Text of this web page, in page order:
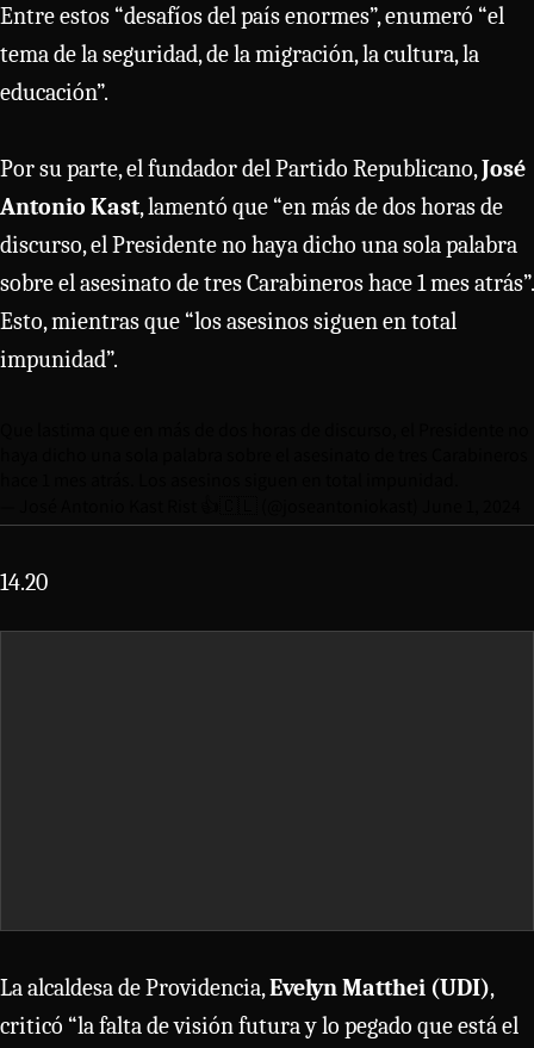
Entre estos “desafíos del país enormes”, enumeró “el
tema de la seguridad, de la migración, la cultura, la
educación”.
Por su parte, el fundador del Partido Republicano,José
Antonio Kast, lamentó que “en más de dos horas de
discurso, el Presidente no haya dicho una sola palabra
sobre el asesinato de tres Carabineros hace 1 mes atrás”.
Esto, mientras que “los asesinos siguen en total
impunidad”.
14.20
La alcaldesa de Providencia,Evelyn Matthei (UDI),
criticó “la falta de visión futura y lo pegado que está el